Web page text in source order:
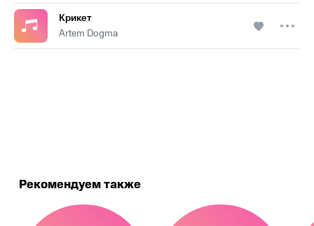
Крикет
Artem Dogma
Рекомендуем также